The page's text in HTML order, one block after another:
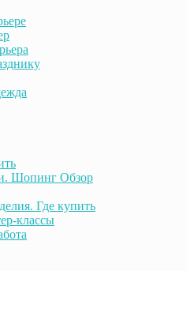
Шопинг Обзор
Где купить
классы